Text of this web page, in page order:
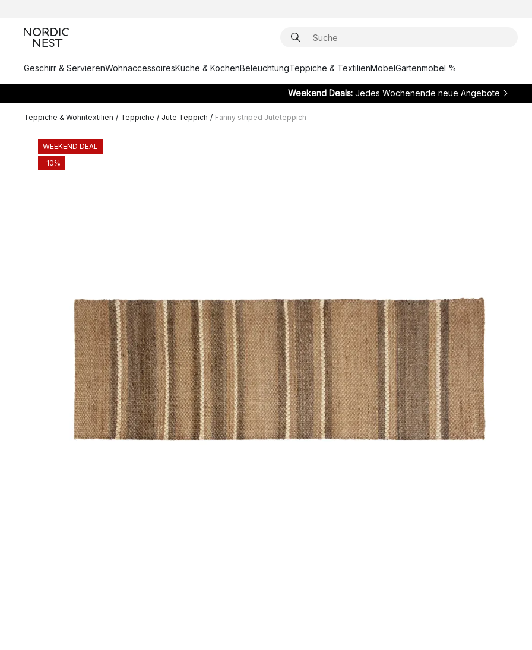
Geschirr & ServierenWohnaccessoiresKüche & KochenBeleuchtungTeppiche & TextilienMöbelGartenmöbel %
Weekend Deals:Jedes Wochenende neue Angebote
Teppiche & Wohntextilien / Teppiche / Jute Teppich / Fanny striped Juteteppich
WEEKEND DEAL
-10%